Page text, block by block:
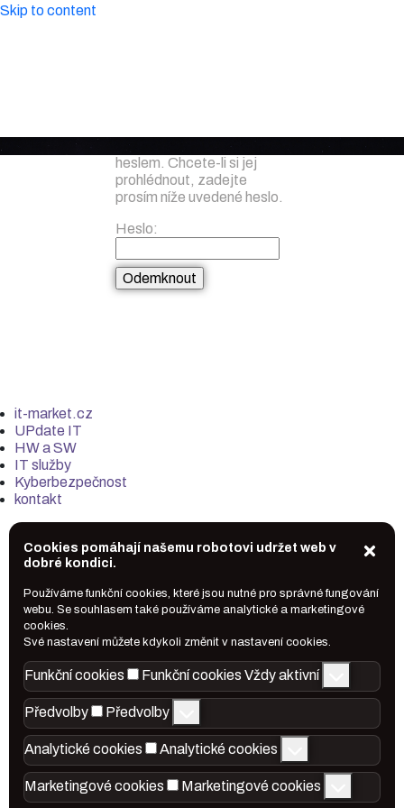
Skip to content
heslem. Chcete-li si jej
prohlédnout, zadejte
prosím níže uvedené heslo.
Heslo:
it-market.cz
UPdate IT
HW a SW
IT služby
Kyberbezpečnost
kontakt
Cookies pomáhají našemu robotovi udržet web v
dobré kondici.
Používáme funkční cookies, které jsou nutné pro správné fungování
webu. Se souhlasem také používáme analytické a marketingové
cookies.
Své nastavení můžete kdykoli změnit v nastavení cookies.
Funkční cookies Funkční cookies Vždy aktivní
Předvolby Předvolby
Analytické cookies Analytické cookies
Marketingové cookies Marketingové cookies